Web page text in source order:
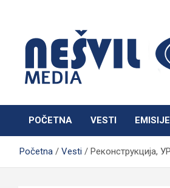
Nešvil Media
POČETNA VESTI EMISIJE
Početna Vesti Реконструкција,